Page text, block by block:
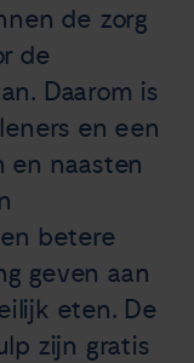
de zorg
de
Daarom is
en een
en naasten
betere
geven aan
eten. De
zijn gratis